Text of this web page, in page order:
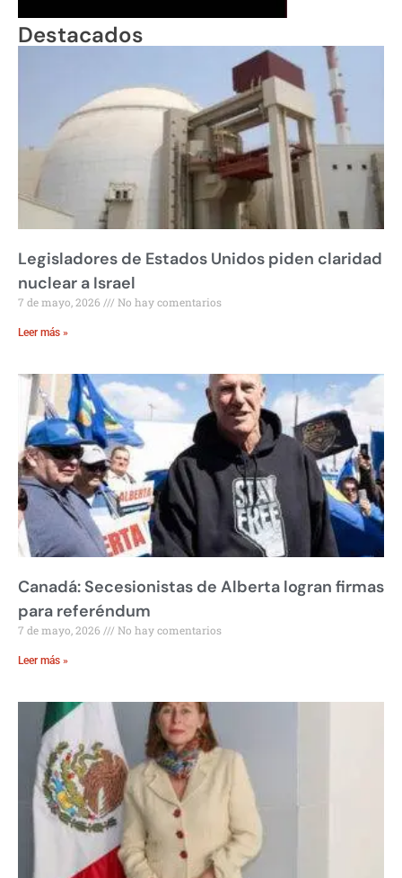
Destacados
Legisladores de Estados Unidos piden claridad
nuclear a Israel
7 de mayo, 2026 No hay comentarios
Leer más »
Canadá: Secesionistas de Alberta logran firmas
para referéndum
7 de mayo, 2026 No hay comentarios
Leer más »